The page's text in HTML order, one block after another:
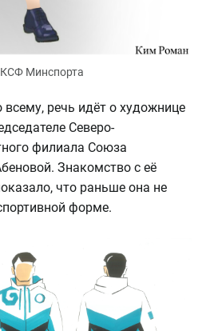
Минспорта
всему, речь идёт о художнице
Северо-
филиала Союза
Знакомство с её
что раньше она не
форме.